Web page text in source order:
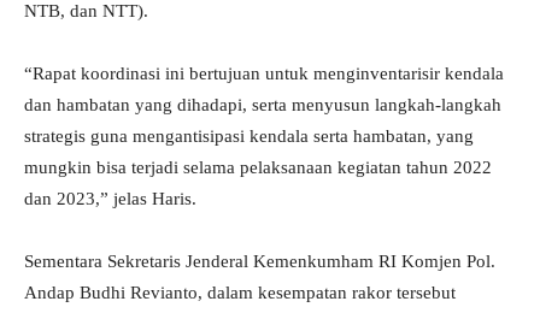
NTB, dan NTT).
“Rapat koordinasi ini bertujuan untuk menginventarisir kendala
dan hambatan yang dihadapi, serta menyusun langkah-langkah
strategis guna mengantisipasi kendala serta hambatan, yang
mungkin bisa terjadi selama pelaksanaan kegiatan tahun 2022
dan 2023,” jelas Haris.
Sementara Sekretaris Jenderal Kemenkumham RI Komjen Pol.
Andap Budhi Revianto, dalam kesempatan rakor tersebut